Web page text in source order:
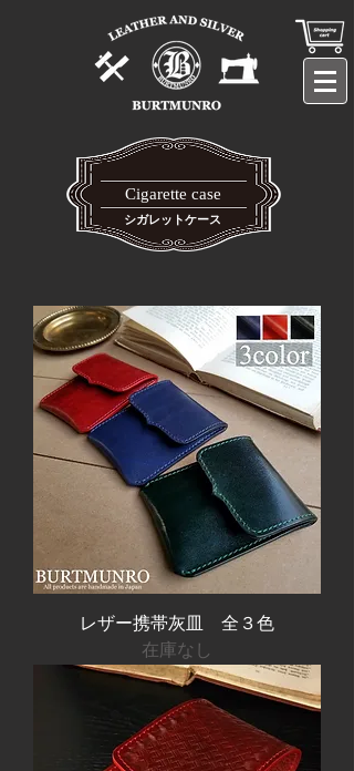
​シガレットケース
Cigarette case​​
レザー携帯灰皿 全３色
在庫なし